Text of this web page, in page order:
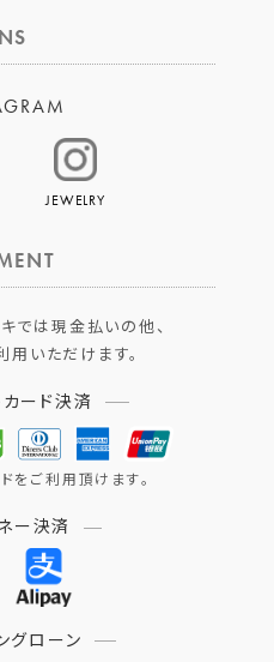
JEWELRY
では現金払いの他、
いただけます。
カード決済
をご利用頂けます。
ー決済
グローン